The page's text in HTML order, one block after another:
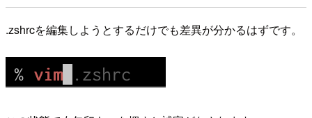
.zshrcを編集しようとするだけでも差異が分かるはずです。